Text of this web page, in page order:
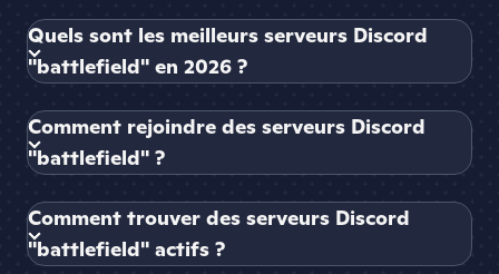
Quels sont les meilleurs serveurs Discord
"battlefield" en 2026 ?
Comment rejoindre des serveurs Discord
"battlefield" ?
Comment trouver des serveurs Discord
"battlefield" actifs ?